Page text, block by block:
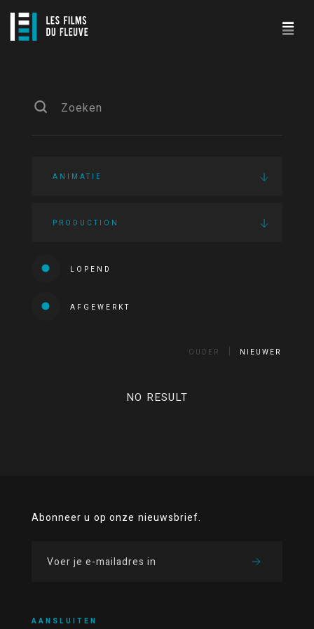
ANIMATIE
PRODUCTION
LOPEND
AFGEWERKT
OUDER NIEUWER
NO RESULT
Abonneer u op onze nieuwsbrief.
AANSLUITEN